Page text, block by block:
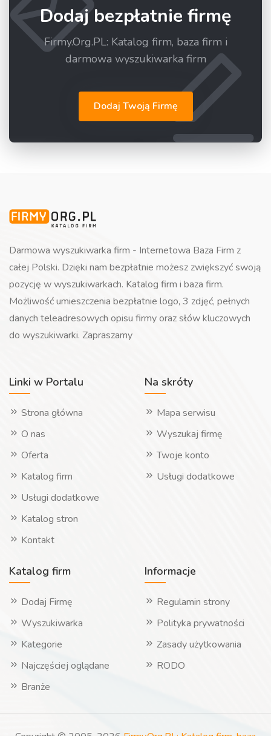
Dodaj bezpłatnie firmę
Firmy.Org.PL: Katalog firm, baza firm i
darmowa wyszukiwarka firm
Dodaj Twoją Firmę
Darmowa wyszukiwarka firm - Internetowa Baza Firm z
całej Polski. Dzięki nam bezpłatnie możesz zwiększyć swoją
pozycję w wyszukiwarkach. Katalog firm i baza firm.
Możliwość umieszczenia bezpłatnie logo, 3 zdjęć, pełnych
danych teleadresowych opisu firmy oraz słów kluczowych
do wyszukiwarki. Zapraszamy
Linki w Portalu
Strona główna
O nas
Oferta
Katalog firm
Usługi dodatkowe
Katalog stron
Kontakt
Na skróty
Mapa serwisu
Wyszukaj firmę
Twoje konto
Usługi dodatkowe
Katalog firm
Dodaj Firmę
Wyszukiwarka
Kategorie
Najczęściej oglądane
Branże
Informacje
Regulamin strony
Polityka prywatności
Zasady użytkowania
RODO